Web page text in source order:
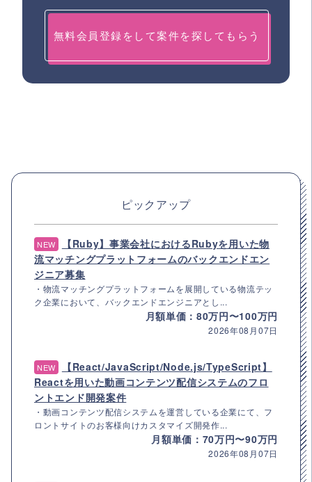
無料会員登録をして案件を探してもらう
ピックアップ
NEW
【Ruby】事業会社におけるRubyを用いた物
流マッチングプラットフォームのバックエンドエン
ジニア募集
・物流マッチングプラットフォームを展開している物流テッ
ク企業において、バックエンドエンジニアとし...
月額単価：80万円〜100万円
2026年08月07日
NEW
【React/JavaScript/Node.js/TypeScript】
Reactを用いた動画コンテンツ配信システムのフロ
ントエンド開発案件
・動画コンテンツ配信システムを運営している企業にて、フ
ロントサイトのお客様向けカスタマイズ開発作...
月額単価：70万円〜90万円
2026年08月07日